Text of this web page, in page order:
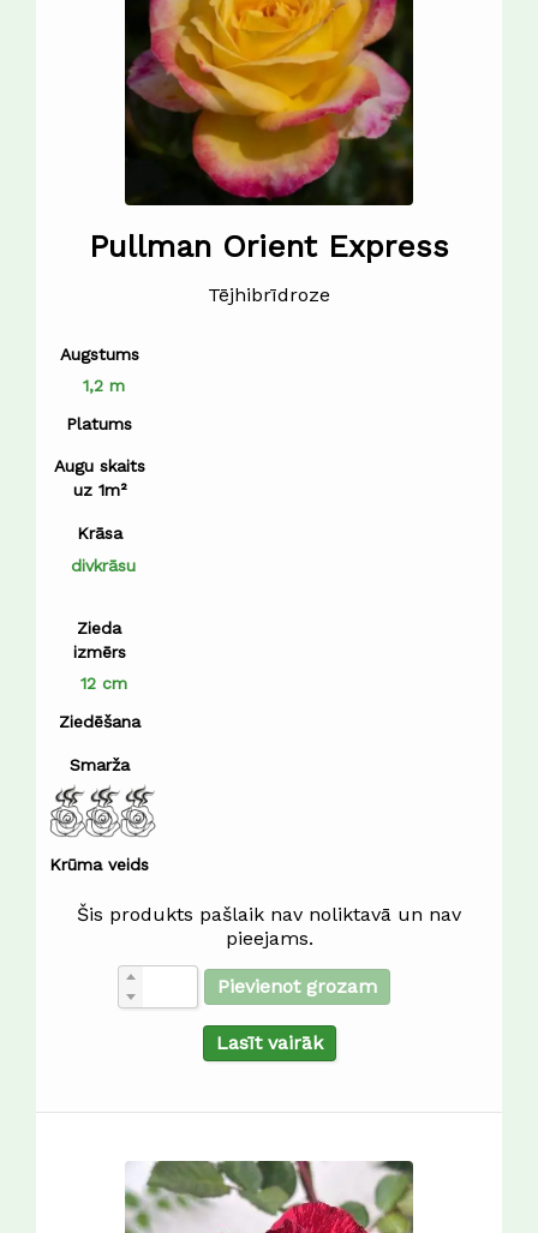
Pullman Orient Express
Tējhibrīdroze
Augstums
1,2 m
Platums
Augu skaits
uz 1m²
Krāsa
divkrāsu
Zieda
izmērs
12 cm
Ziedēšana
Smarža
Krūma veids
Šis produkts pašlaik nav noliktavā un nav
pieejams.
Pievienot grozam
Lasīt vairāk